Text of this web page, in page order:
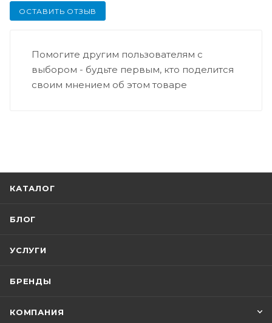
ОСТАВИТЬ ОТЗЫВ
Помогите другим пользователям с
выбором - будьте первым, кто поделится
своим мнением об этом товаре
КАТАЛОГ
БЛОГ
УСЛУГИ
БРЕНДЫ
КОМПАНИЯ